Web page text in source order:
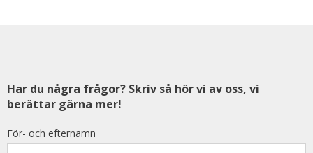
Har du några frågor? Skriv så hör vi av oss, vi
berättar gärna mer!
För- och efternamn